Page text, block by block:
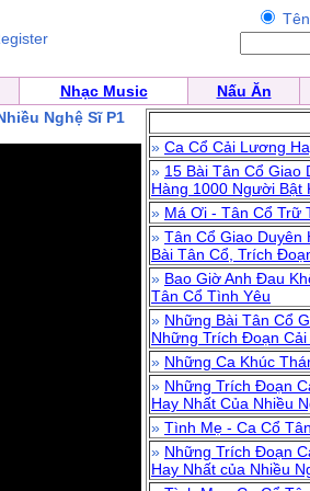
Nhạc Music Nấu Ăn
Nghệ Sĩ P1
» Ca Cổ Cải Lương
» 15 Bài Tân Cổ Giao
Hàng 1000 Người Bật
» Má Ơi - Tân Cổ Trữ
» Tân Cổ Giao Duyên
Bài Tân Cổ, Trích
» Bao Giờ Anh Đau
Tân Cổ Tình Yêu
» Những Bài Tân Cổ
Những Trích Đoạn
» Những Ca Khúc
» Những Trích Đoạn
Hay Nhất Của Nhiều
» Tình Mẹ - Ca Cổ
» Những Trích Đoạn
Hay Nhất của Nhiều